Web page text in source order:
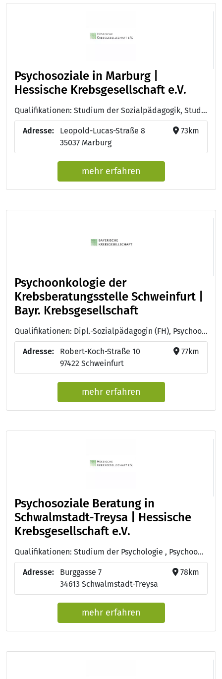
Psychosoziale in Marburg |
Hessische Krebsgesellschaft e.V.
Qualifikationen: Studium der Sozialpädagogik, Studium der Psychologie , Psychoonkologie (DKG)
Adresse:
Leopold-Lucas-Straße 8
35037 Marburg
73km
mehr erfahren
Psychoonkologie der
Krebsberatungsstelle Schweinfurt |
Bayr. Krebsgesellschaft
Qualifikationen: Dipl.-Sozialpädagogin (FH), Psychoonkologin (DKG), Dipl. Ehe-, Familien-, und Lebensberaterin (BAG)
Adresse:
Robert-Koch-Straße 10
97422 Schweinfurt
77km
mehr erfahren
Psychosoziale Beratung in
Schwalmstadt-Treysa | Hessische
Krebsgesellschaft e.V.
Qualifikationen: Studium der Psychologie , Psychoonkologie (DKG)
Adresse:
Burggasse 7
34613 Schwalmstadt-Treysa
78km
mehr erfahren